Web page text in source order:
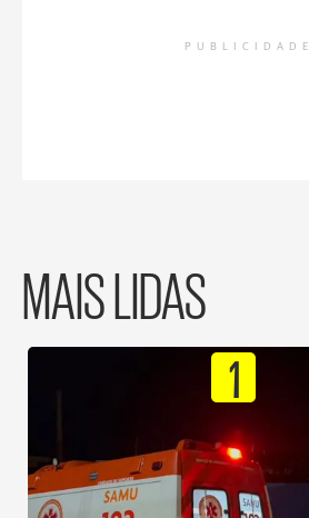
PUBLICIDADE
MAIS LIDAS
1